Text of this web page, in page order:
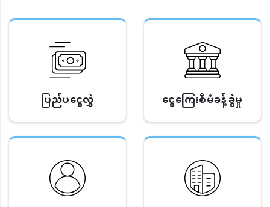
ပြည်ပငွေလွှဲ ငွေကြေးစီမံခန့်ခွဲမှု